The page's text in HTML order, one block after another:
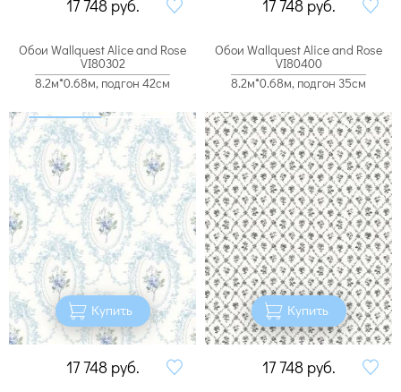
17 748 руб. 17 748 руб.
Обои Wallquest Alice and Rose
VI80302
8.2м*0.68м, подгон 42см
Купить
17 748 руб.
Обои Wallquest Alice and Rose
VI80400
8.2м*0.68м, подгон 35см
Купить
17 748 руб.